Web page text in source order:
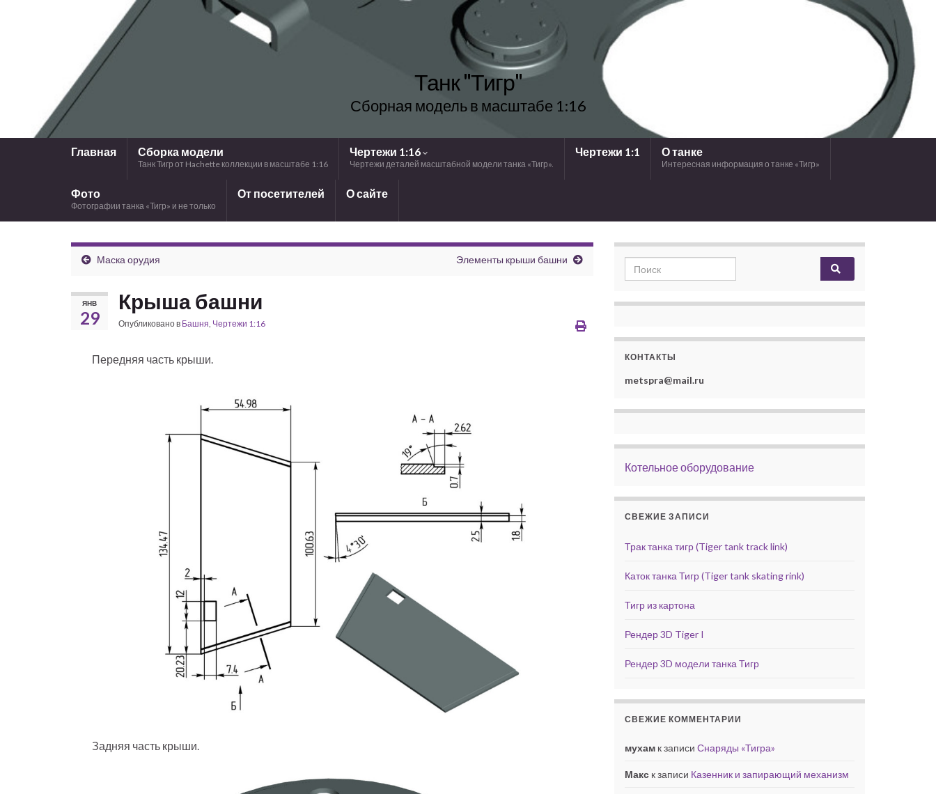
Танк "Тигр"
Сборная модель в масштабе 1:16
Главная Сборка модели
Танк Тигр от Hachette коллекции в масштабе 1:16
Чертежи 1:16
Чертежи деталей масштабной модели танка «Тигр».
Чертежи 1:1 О танке
Интересная информация о танке «Тигр»
Фото
Фотографии танка «Тигр» и не только
От посетителей О сайте
Маска орудия Элементы крыши башни
ЯНВ
29
Крыша башни
Опубликовано в Башня, Чертежи 1:16
Передняя часть крыши.
Задняя часть крыши.
Search for:
КОНТАКТЫ
metspra@mail.ru
Котельное оборудование
СВЕЖИЕ ЗАПИСИ
Трак танка тигр (Tiger tank track link)
Каток танка Тигр (Tiger tank skating rink)
Тигр из картона
Рендер 3D Tiger I
Рендер 3D модели танка Тигр
СВЕЖИЕ КОММЕНТАРИИ
мухам к записи Снаряды «Тигра»
Макс к записи Казенник и запирающий механизм